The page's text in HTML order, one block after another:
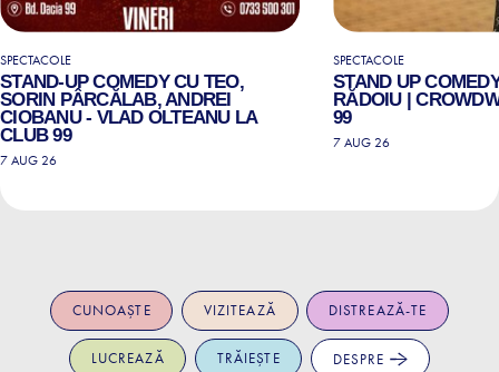
SPECTACOLE
STAND-UP COMEDY CU TEO,
SORIN PÂRCĂLAB, ANDREI
CIOBANU - VLAD OLTEANU LA
CLUB 99
7 AUG 26
SPECTACOLE
STAND UP
RĂDOIU |
99
7 AUG 26
CUNOAȘTE VIZITEAZĂ DISTREAZĂ-TE
LUCREAZĂ TRĂIEȘTE DESPRE